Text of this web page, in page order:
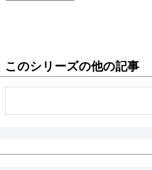
お知らせ
このシリーズの他の記事